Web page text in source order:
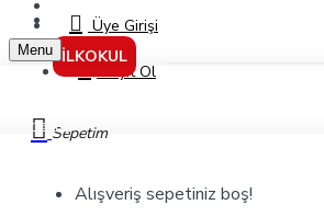
İletişimÜye Girişi
Kayıt Ol
Sepetim
Alışveriş sepetiniz boş!
İLKOKUL
Menu
Kırtasiye